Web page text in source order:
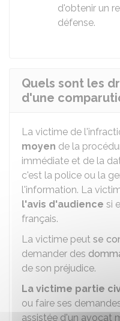
d'obtenir un
défense.
Quels sont les
d'une
La victime de
moyen de la
immédiate et de la
c'est la police ou la
l'information. La
l'avis d'audience si
français.
La victime peut se
demander des
de son préjudice.
La victime partie
ou faire ses
assistée d'un avocat